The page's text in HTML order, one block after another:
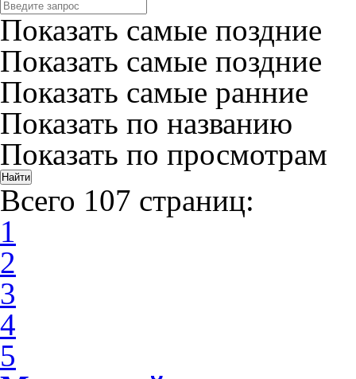
Показать самые поздние
Показать самые поздние
Показать самые ранние
Показать по названию
Показать по просмотрам
Всего 107 страниц:
1
2
3
4
5